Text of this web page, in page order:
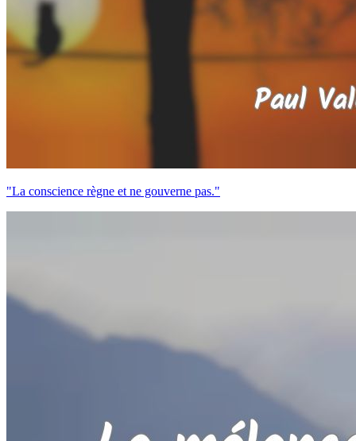
"La conscience règne et ne gouverne pas."